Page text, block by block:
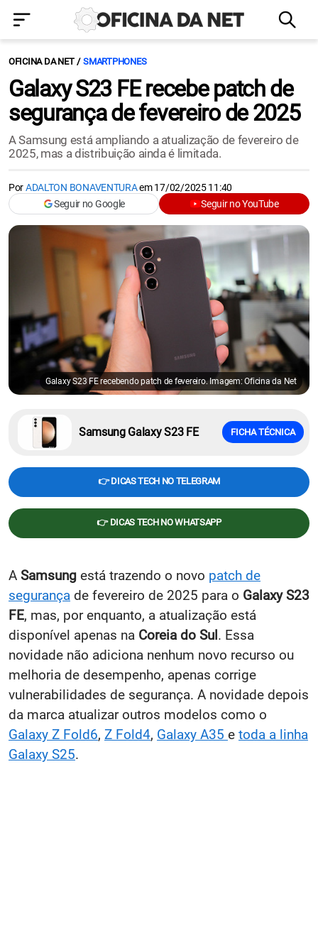
OFICINA DA NET SMARTPHONES
Galaxy S23 FE recebe patch de
segurança de fevereiro de 2025
A Samsung está ampliando a atualização de fevereiro de
2025, mas a distribuição ainda é limitada.
PorADALTON BONAVENTURAem17/02/2025 11:40
Seguir no Google
Seguir no YouTube
Galaxy S23 FE recebendo patch de fevereiro. Imagem: Oficina da Net
Samsung Galaxy S23 FE FICHA TÉCNICA
👉 DICAS TECH NO TELEGRAM
👉 DICAS TECH NO WHATSAPP
A Samsung está trazendo o novo patch de
segurança de fevereiro de 2025 para o Galaxy S23
FE, mas, por enquanto, a atualização está
disponível apenas na Coreia do Sul. Essa
novidade não adiciona nenhum novo recurso ou
melhoria de desempenho, apenas corrige
vulnerabilidades de segurança. A novidade depois
da marca atualizar outros modelos como o
Galaxy Z Fold6, Z Fold4, Galaxy A35 e toda a linha
Galaxy S25.